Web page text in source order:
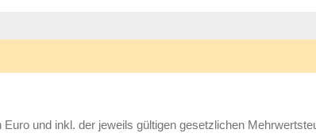
und inkl. der jeweils gültigen gesetzlichen